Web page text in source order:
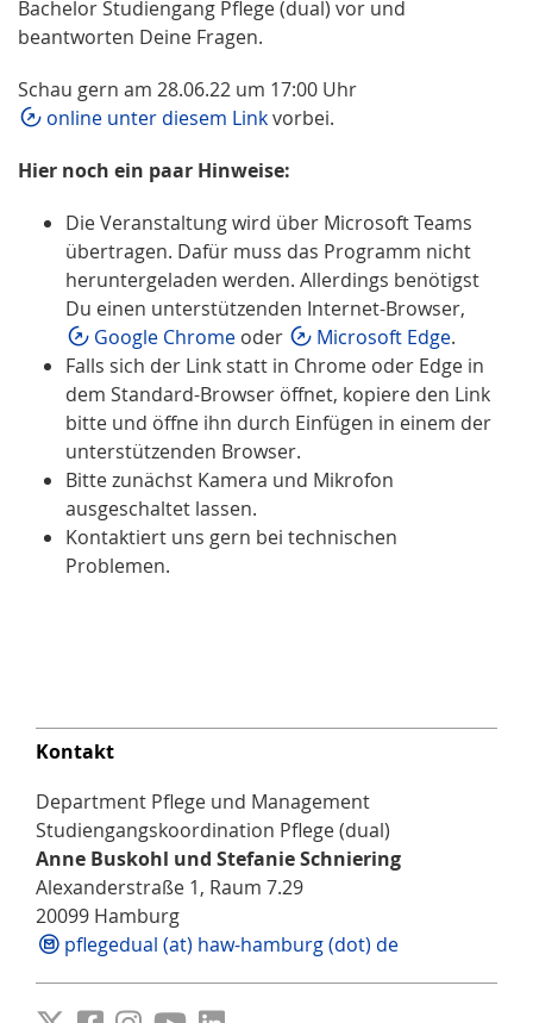
Bachelor Studiengang Pflege (dual) vor und
beantworten Deine Fragen.
Schau gern am 28.06.22 um 17:00 Uhr
online unter diesem Linkvorbei.
Hier noch ein paar Hinweise:
Die Veranstaltung wird über Microsoft Teams
übertragen. Dafür muss das Programm nicht
heruntergeladen werden. Allerdings benötigst
Du einen unterstützenden Internet-Browser,
Google Chrome oder Microsoft Edge.
Falls sich der Link statt in Chrome oder Edge in
dem Standard-Browser öffnet, kopiere den Link
bitte und öffne ihn durch Einfügen in einem der
unterstützenden Browser.
Bitte zunächst Kamera und Mikrofon
ausgeschaltet lassen.
Kontaktiert uns gern bei technischen
Problemen.
Kontakt
Department Pflege und Management
Studiengangskoordination Pflege (dual)
Anne Buskohl und Stefanie Schniering
Alexanderstraße 1, Raum 7.29
20099 Hamburg
pflegedual (at) haw-hamburg (dot) de